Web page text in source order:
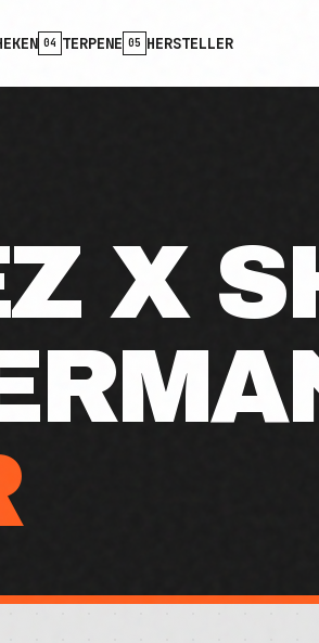
04 TERPENE 05 HERSTELLER
X